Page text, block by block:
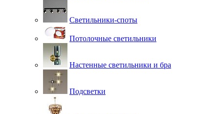
Светильники-споты
Потолочные светильники
Настенные светильники и бра
Подсветки